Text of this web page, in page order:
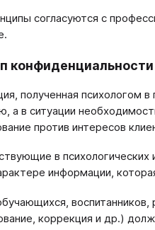
согласуются с
конфиденциальности
полученная психологом
а в ситуации
против интересов
в
информации,
коррекция и др.)